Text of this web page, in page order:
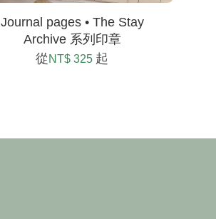
Journal pages • The Stay
Archive 系列印章
從NT$ 325 起